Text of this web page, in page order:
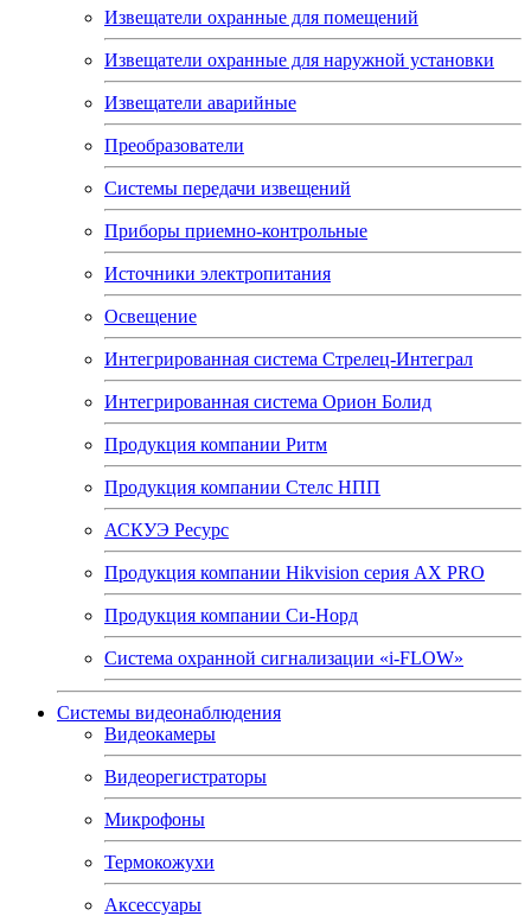
Извещатели охранные для помещений
Извещатели охранные для наружной установки
Извещатели аварийные
Преобразователи
Системы передачи извещений
Приборы приемно-контрольные
Источники электропитания
Освещение
Интегрированная система Стрелец-Интеграл
Интегрированная система Орион Болид
Продукция компании Ритм
Продукция компании Стелс НПП
АСКУЭ Ресурс
Продукция компании Hikvision серия AX PRO
Продукция компании Си-Норд
Система охранной сигнализации «i-FLOW»
Системы видеонаблюдения
Видеокамеры
Видеорегистраторы
Микрофоны
Термокожухи
Аксессуары